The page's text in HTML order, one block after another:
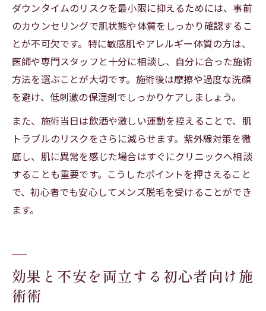
ダウンタイムのリスクを最小限に抑えるためには、事前
のカウンセリングで肌状態や体質をしっかり確認するこ
とが不可欠です。特に敏感肌やアレルギー体質の方は、
医師や専門スタッフと十分に相談し、自分に合った施術
方法を選ぶことが大切です。施術後は摩擦や過度な洗顔
を避け、低刺激の保湿剤でしっかりケアしましょう。
また、施術当日は飲酒や激しい運動を控えることで、肌
トラブルのリスクをさらに減らせます。紫外線対策を徹
底し、肌に異常を感じた場合はすぐにクリニックへ相談
することも重要です。こうしたポイントを押さえること
で、初心者でも安心してメンズ脱毛を受けることができ
ます。
効果と不安を両立する初心者向け施
術術